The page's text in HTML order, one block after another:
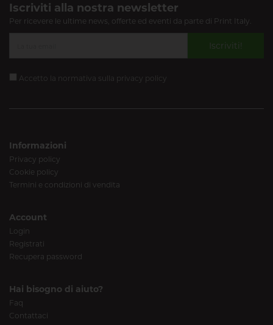
Iscriviti alla nostra newsletter
Per ricevere le ultime news, offerte ed eventi da parte di Print Italy.
Iscriviti!
Accetto la normativa sulla privacy policy
Informazioni
Privacy policy
Cookie policy
Termini e condizioni di vendita
Account
Login
Registrati
Recupera password
Hai bisogno di aiuto?
Faq
Contattaci